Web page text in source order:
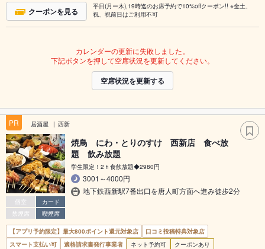
クーポンを見る
平日(月ー木),19時迄のお席予約で10%offクーポン!! ※金土、
祝、祝前日はご利用不可
カレンダーの更新に失敗しました。
下記ボタンを押して空席状況を更新してください。
空席状況を更新する
PR 居酒屋 西新
個室
カード
禁煙席
喫煙席
焼鳥 にわ・とりのすけ 西新店 食べ放
題 飲み放題
学生限定！2ｈ食飲放題◆2980円
3001～4000円
地下鉄西新駅7番出口を唐人町方面へ進み徒歩2分
【アプリ予約限定】最大800ポイント還元対象店
口コミ投稿特典対象店
スマート支払い可
適格請求書発行事業者 ネット予約可 クーポンあり